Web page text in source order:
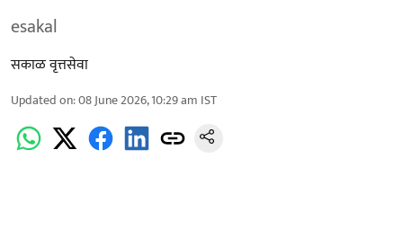
esakal
सकाळ वृत्तसेवा
Updated on:08 June 2026, 10:29 am IST